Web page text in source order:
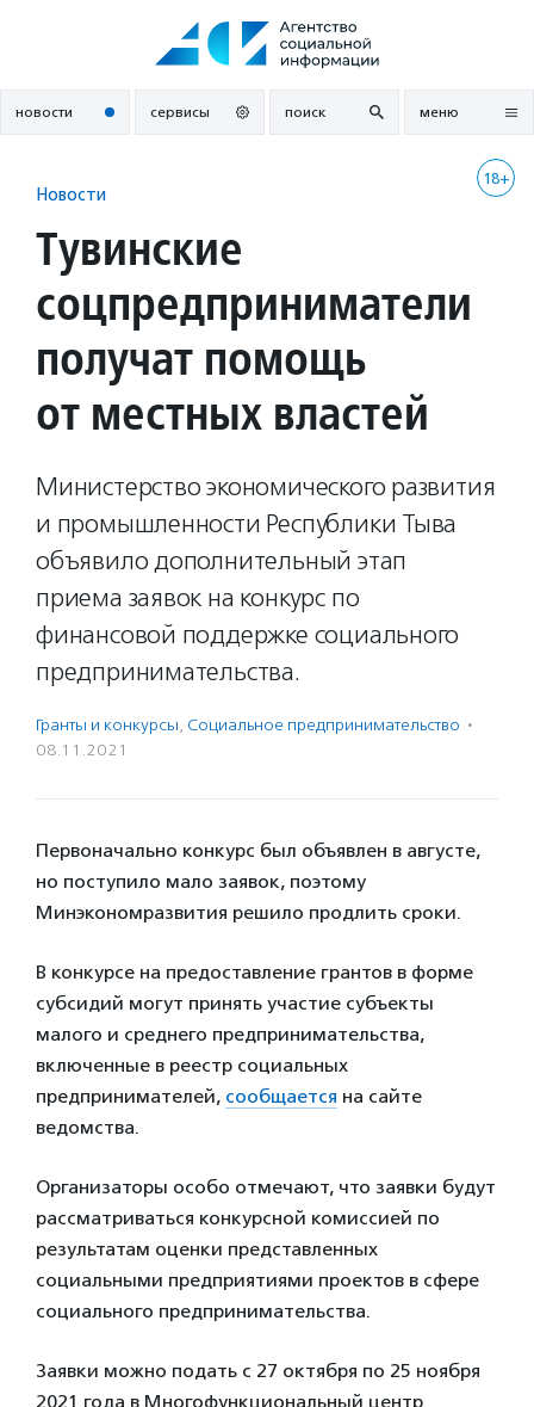
новости сервисы поиск меню
18+
Новости
Тувинские
соцпредприниматели
получат помощь
от местных властей
Министерство экономического развития
и промышленности Республики Тыва
объявило дополнительный этап
приема заявок на конкурс по
финансовой поддержке социального
предпринимательства.
Гранты и конкурсы, Социальное предпри­нима­тель­ство ·
08.11.2021
Первоначально конкурс был объявлен в августе,
но поступило мало заявок, поэтому
Минэкономразвития решило продлить сроки.
В конкурсе на предоставление грантов в форме
субсидий могут принять участие субъекты
малого и среднего предпринимательства,
включенные в реестр социальных
предпринимателей, сообщается на сайте
ведомства.
Организаторы особо отмечают, что заявки будут
рассматриваться конкурсной комиссией по
результатам оценки представленных
социальными предприятиями проектов в сфере
социального предпринимательства.
Заявки можно подать с 27 октября по 25 ноября
2021 года в Многофункциональный центр